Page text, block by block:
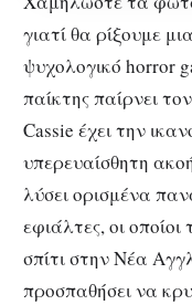
γιατί θα ρίξουμε
ψυχολογικό horror
παίκτης παίρνει
Cassie έχει την
υπερευαίσθητη
λύσει ορισμένα
εφιάλτες, οι
σπίτι στην Νέα
προσπαθήσει να